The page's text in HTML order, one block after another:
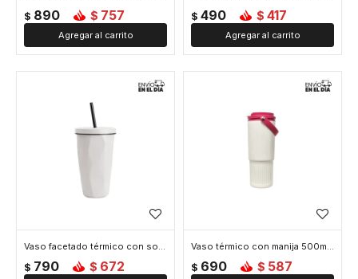
$ 890 $ 757 $ 490 $ 417
Vaso facetado térmico con sorbito - Blanco
$ 790 $ 672
Vaso térmico con manija 500ml - Blanco
$ 690 $ 587